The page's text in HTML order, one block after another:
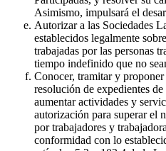
Asimismo, impulsará el
Autorizar a las Sociedades
establecidos legalmente
trabajadas por las personas
tiempo indefinido que no
Conocer, tramitar y
resolución de expedientes
aumentar actividades y
autorización para superar el
por trabajadores y
conformidad con lo